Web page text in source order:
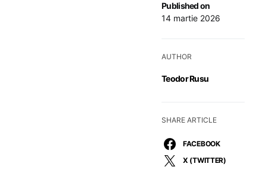
Published on
14 martie 2026
AUTHOR
Teodor Rusu
SHARE ARTICLE
FACEBOOK
X (TWITTER)